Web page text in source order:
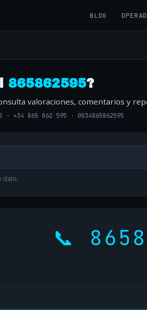
BLOG
865862595?
valoraciones, comentarios y
· +34 865 862 595 · 0034865862595
dato.
📞